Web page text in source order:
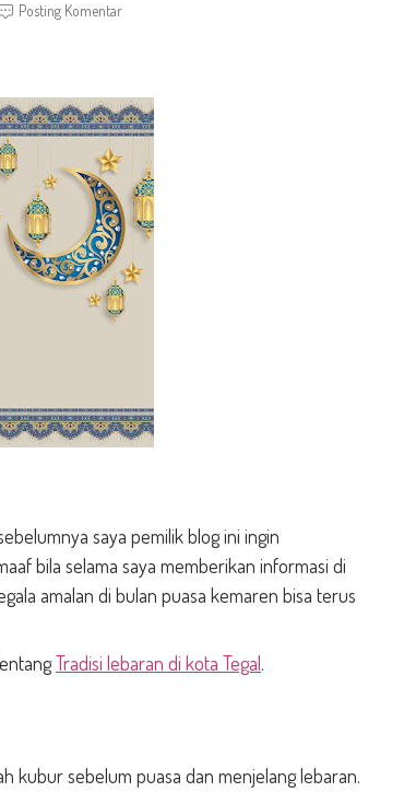
Posting Komentar
saya pemilik blog ini ingin
bila selama saya memberikan informasi di
amalan di bulan puasa kemaren bisa terus
Tradisi lebaran di kota Tegal.
kubur sebelum puasa dan menjelang lebaran.